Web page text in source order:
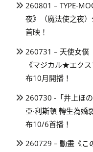
260801 – TYPE-
夜》（魔法使之夜
首映！
260731 – 天使女僕
《マジカル★エク
布10月開播！
260730 -「井上ほ
亞·利斯頓 轉生為嬌
布10/6首播！
260729 – 動畫《こ